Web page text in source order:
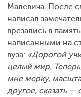
Малевича. После
написал
врезались в
написанными на
вуза: «Дорогой
целый мир.
мне мерку,
другое, сказать —